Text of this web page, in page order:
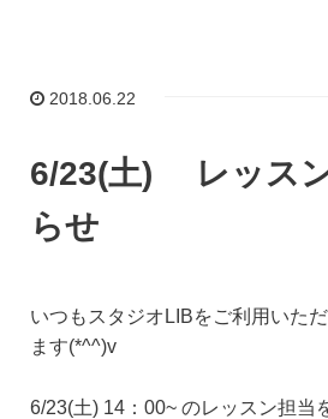
2018.06.22
6/23(土) レッス
らせ
いつもスタジオLIBをご利用いた
ます(*^^)v
6/23(土) 14：00~ のレッスン担当